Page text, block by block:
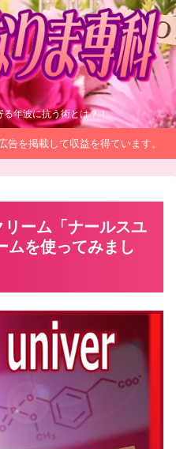
年波に抗う術とは？！
を掲載して収益を得ています。
ーム「ナールスユ
ムを使ってみまし